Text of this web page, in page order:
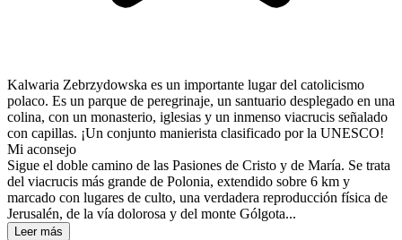
Kalwaria Zebrzydowska es un importante lugar del catolicismo
polaco. Es un parque de peregrinaje, un santuario desplegado en una
colina, con un monasterio, iglesias y un inmenso viacrucis señalado
con capillas. ¡Un conjunto manierista clasificado por la UNESCO!
Mi aconsejo
Sigue el doble camino de las Pasiones de Cristo y de María. Se trata
del viacrucis más grande de Polonia, extendido sobre 6 km y
marcado con lugares de culto, una verdadera reproducción física de
Jerusalén, de la vía dolorosa y del monte Gólgota...
Leer más